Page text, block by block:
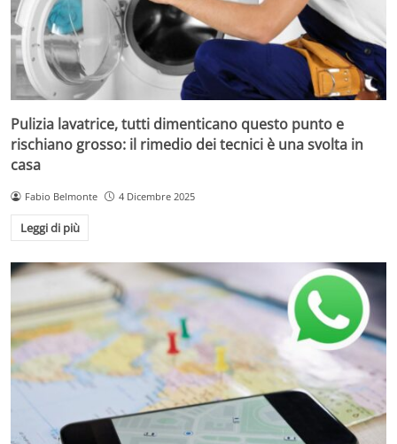
Pulizia lavatrice, tutti dimenticano questo punto e
rischiano grosso: il rimedio dei tecnici è una svolta in
casa
Fabio Belmonte 4 Dicembre 2025
Leggi di più